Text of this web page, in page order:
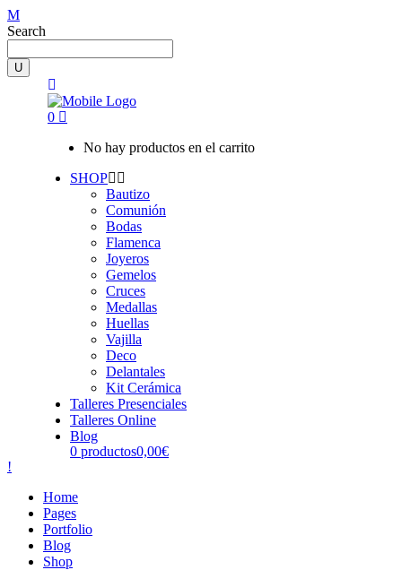
Search
0
No hay productos en el carrito
SHOP
Bautizo
Comunión
Bodas
Flamenca
Joyeros
Gemelos
Cruces
Medallas
Huellas
Vajilla
Deco
Delantales
Kit Cerámica
Talleres Presenciales
Talleres Online
Blog
0 productos0,00€
Home
Pages
Portfolio
Blog
Shop